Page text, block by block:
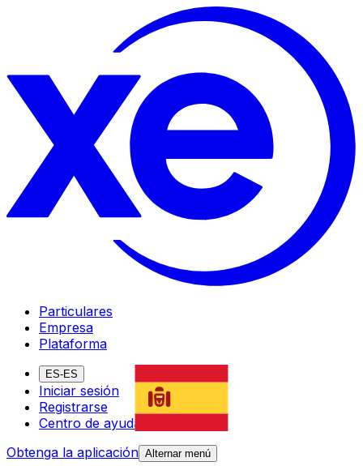
Particulares
Empresa
Plataforma
ES-ES
Iniciar sesión
Registrarse
Centro de ayuda
Obtenga la aplicación Alternar menú